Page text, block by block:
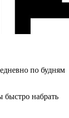
по будням
быстро набрать